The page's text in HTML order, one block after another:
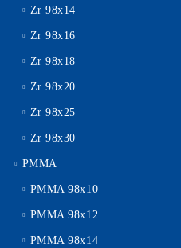
Zr 98x14
Zr 98x16
Zr 98x18
Zr 98x20
Zr 98x25
Zr 98x30
PMMA
PMMA 98x10
PMMA 98x12
PMMA 98x14